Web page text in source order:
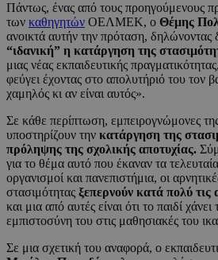
Πάντως, ένας από τους προηγούμενους
των καθηγητών ΟΕΛΜΕΚ, ο Θέμης
ανοικτά αυτήν την πρόταση, δηλώνοντας
“ιδανική” η κατάργηση της
μιας νέας εκπαιδευτικής
φεύγει έχοντας στο απολυτήριό του τον
χαμηλός κι αν είναι αυτός».
Σε κάθε περίπτωση, εμπειρογνώμονες
υποστηρίζουν την κατάργηση της
πρόληψης της σχολικής αποτυχίας.
για το θέμα αυτό που έκαναν τα
οργανισμοί και πανεπιστήμια, οι
στασιμότητας ξεπερνούν κατά πολύ τις
και μια από αυτές είναι ότι το παιδί
εμπιστοσύνη του στις μαθησιακές του
Σε μια σχετική του αναφορά, ο